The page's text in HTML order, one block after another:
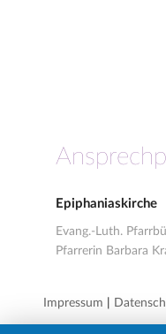
Epiphaniaskirche
Evang.-Luth.
Pfarrerin Barbara
Impressum